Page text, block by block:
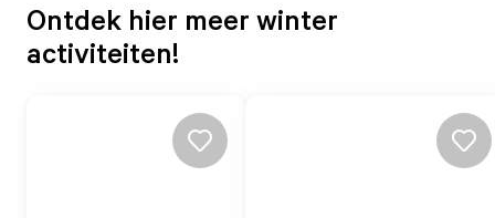
Ontdek hier meer winter
activiteiten!